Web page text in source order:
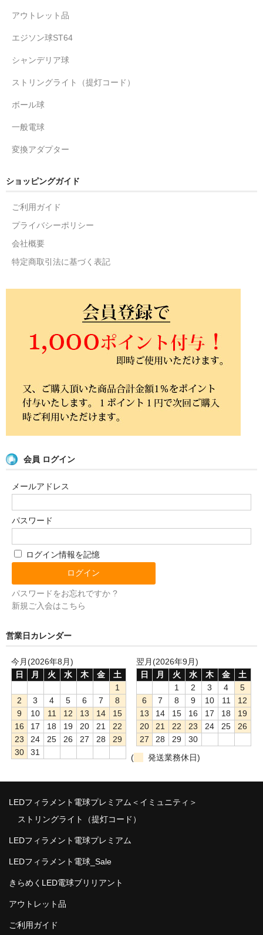
アウトレット品
エジソン球ST64
シャンデリア球
ストリングライト（提灯コード）
ボール球
一般電球
変換アダプター
ショッピングガイド
ご利用ガイド
プライバシーポリシー
会社概要
特定商取引法に基づく表記
会員 ログイン
メールアドレス
パスワード
ログイン情報を記憶
パスワードをお忘れですか ?
新規ご入会はこちら
営業日カレンダー
今月(2026年8月)
日
月 火 水 木 金
土
1
2
3 4 5 6 7
8
9
10 11 12 13 14
15
16
17 18 19 20 21
22
23
24 25 26 27 28
29
30
31
翌月(2026年9月)
日
月 火 水 木 金
土
1
2 3 4
5
6
7 8 9 10 11
12
13
14 15 16 17 18
19
20
21 22 23 24 25
26
27
28 29
30
(
発送業務休日)
LEDフィラメント電球プレミアム＜イミュニティ＞
ストリングライト（提灯コード）
LEDフィラメント電球プレミアム
LEDフィラメント電球_Sale
きらめくLED電球ブリリアント
アウトレット品
ご利用ガイド